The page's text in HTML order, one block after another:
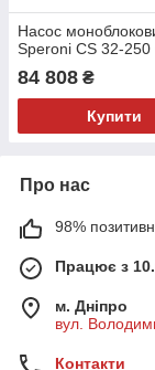
Насос
Speroni CS 32-250
84 808 ₴
Купити
Про нас
98%
Працює з
м. Дніпро
вул.
Контакти